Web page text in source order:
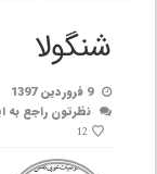
شنگولا
9 فروردین 1397
نظرتون راجع
12